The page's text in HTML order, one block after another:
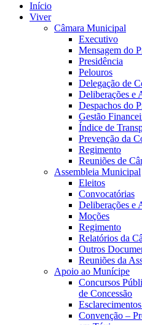
Início
Viver
Câmara Municipal
Executivo
Mensagem do
Presidência
Pelouros
Delegação de
Deliberações e
Despachos do
Gestão
Índice de
Prevenção da
Regimento
Reuniões de
Assembleia Municipal
Eleitos
Convocatórias
Deliberações e
Moções
Regimento
Relatórios da
Outros
Reuniões da
Apoio ao Munícipe
Concursos
de Concessão
Convenção –